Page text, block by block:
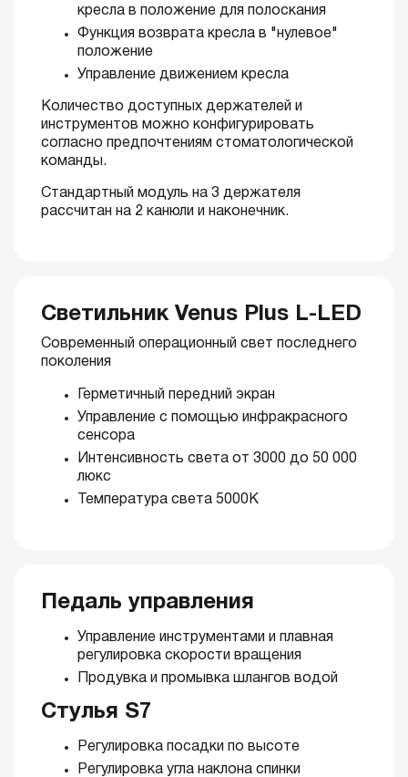
кресла в положение для полоскания
Функция возврата кресла в "нулевое"
положение
Управление движением кресла
Количество доступных держателей и
инструментов можно конфигурировать
согласно предпочтениям стоматологической
команды.
Стандартный модуль на 3 держателя
рассчитан на 2 канюли и наконечник.
Светильник Venus Plus L-LED
Современный операционный свет последнего
поколения
Герметичный передний экран
Управление с помощью инфракрасного
сенсора
Интенсивность света от 3000 до 50 000
люкс
Температура света 5000K
Педаль управления
Управление инструментами и плавная
регулировка скорости вращения
Продувка и промывка шлангов водой
Стулья S7
Регулировка посадки по высоте
Регулировка угла наклона спинки